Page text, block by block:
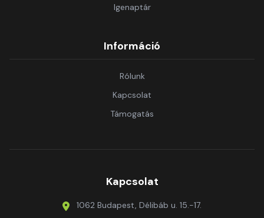
Igenaptár
Információ
Rólunk
Kapcsolat
Támogatás
Kapcsolat
1062 Budapest, Délibáb u. 15.-17.